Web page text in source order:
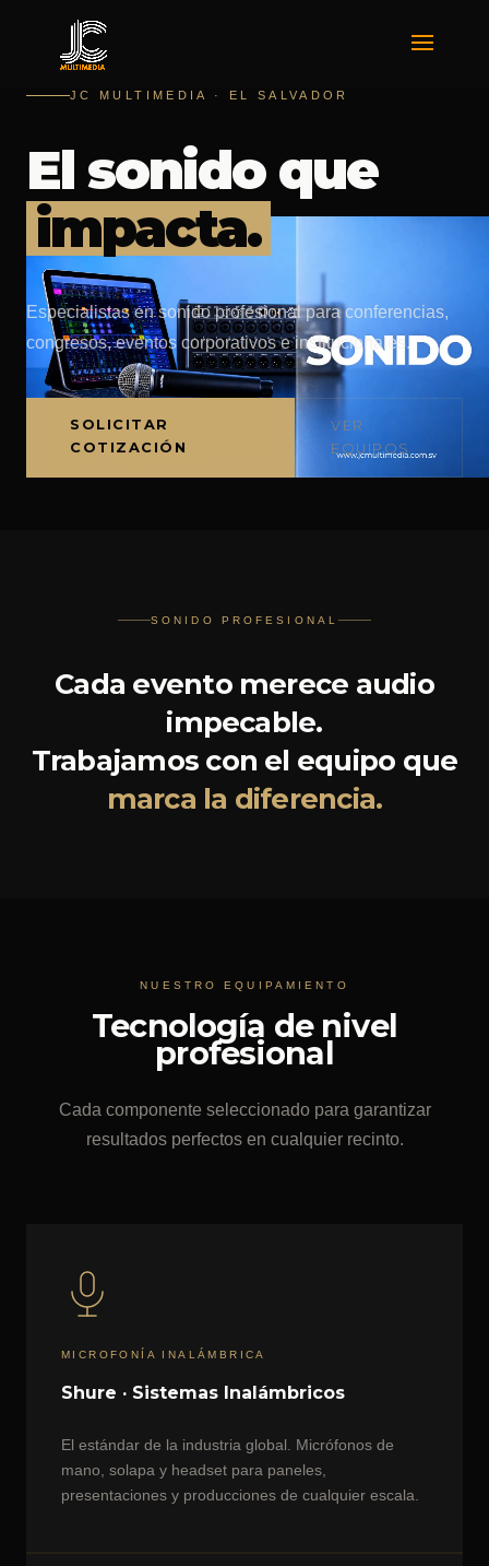
JC MULTIMEDIA · EL SALVADOR
El sonido que
impacta.
Especialistas en sonido profesional para conferencias,
congresos, eventos corporativos e institucionales.
SOLICITAR
COTIZACIÓN
VER
EQUIPOS
SONIDO PROFESIONAL
Cada evento merece audio
impecable.
Trabajamos con el equipo que
marca la diferencia.
NUESTRO EQUIPAMIENTO
Tecnología de nivel
profesional
Cada componente seleccionado para garantizar
resultados perfectos en cualquier recinto.
MICROFONÍA INALÁMBRICA
Shure · Sistemas Inalámbricos
El estándar de la industria global. Micrófonos de
mano, solapa y headset para paneles,
presentaciones y producciones de cualquier escala.